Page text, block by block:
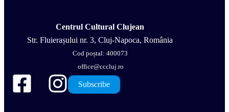
Centrul Cultural Clujean
Str. Fluierașului nr. 3, Cluj-Napoca, România
Cod poștal: 400073
office@cccluj.ro
Subscribe